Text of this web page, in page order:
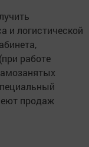
и логистической
работе
продаж